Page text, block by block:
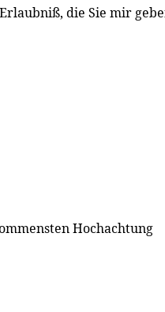
die Sie mir
Hochachtung